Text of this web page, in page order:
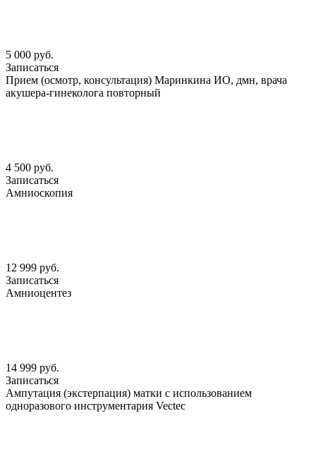
5 000 руб.
Записаться
Прием (осмотр, консультация) Маринкина ИО, дмн, врача
акушера-гинеколога повторный
4 500 руб.
Записаться
Амниоскопия
12 999 руб.
Записаться
Амниоцентез
14 999 руб.
Записаться
Ампутация (экстерпация) матки с использованием
одноразового инструментария Vectec